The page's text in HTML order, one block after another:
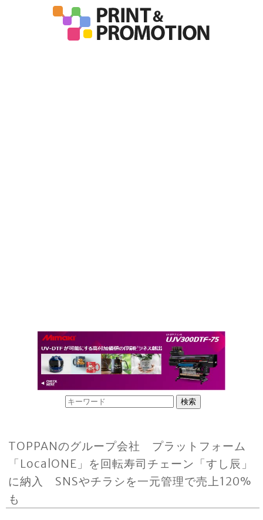
TOPPANのグループ会社 プラットフォーム
「LocalONE」を回転寿司チェーン「すし辰」
に納入 SNSやチラシを一元管理で売上120%
も